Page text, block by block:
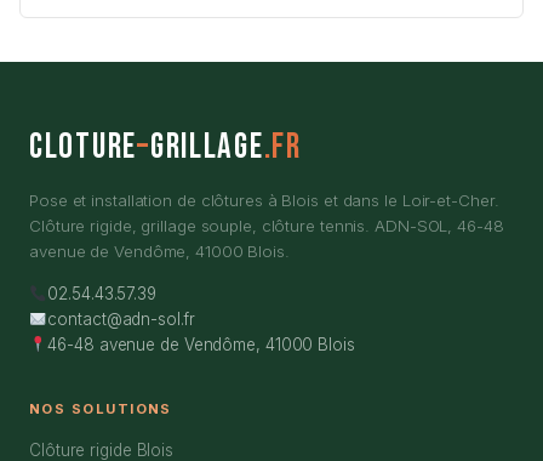
Cloture–Grillage.fr
Pose et installation de clôtures à Blois et dans le Loir-et-Cher.
Clôture rigide, grillage souple, clôture tennis. ADN-SOL, 46-48
avenue de Vendôme, 41000 Blois.
02.54.43.57.39
contact@adn-sol.fr
46-48 avenue de Vendôme, 41000 Blois
NOS SOLUTIONS
Clôture rigide Blois